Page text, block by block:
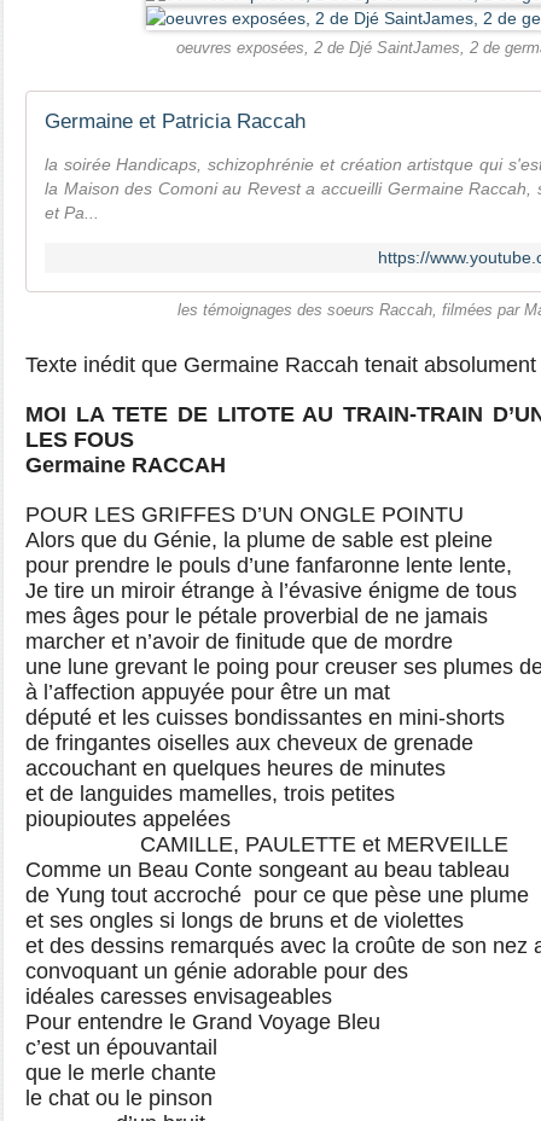
oeuvres exposées, 2 de Djé SaintJames, 2 de
Germaine et Patricia Raccah
la soirée Handicaps, schizophrénie et création artistque qui
la Maison des Comoni au Revest a accueilli Germaine Raccah,
et Pa...
https://
les témoignages des soeurs Raccah, filmées par
Texte inédit que Germaine Raccah tenait
MOI LA TETE DE LITOTE AU TRAIN-TRAIN
LES FOUS
Germaine RACCAH
POUR LES GRIFFES D’UN ONGLE POINTU
Alors que du Génie, la plume de sable est pleine
pour prendre le pouls d’une fanfaronne lente lente,
Je tire un miroir étrange à l’évasive énigme de tous
mes âges pour le pétale proverbial de ne jamais
marcher et n’avoir de finitude que de mordre
une lune grevant le poing pour creuser ses plumes
à l’affection appuyée pour être un mat
député et les cuisses bondissantes en mini-shorts
de fringantes oiselles aux cheveux de grenade
accouchant en quelques heures de minutes
et de languides mamelles, trois petites
pioupioutes appelées
CAMILLE, PAULETTE et MERVEILLE
Comme un Beau Conte songeant au beau tableau
de Yung tout accroché pour ce que pèse une plume
et ses ongles si longs de bruns et de violettes
et des dessins remarqués avec la croûte de son nez
convoquant un génie adorable pour des
idéales caresses envisageables
Pour entendre le Grand Voyage Bleu
c’est un épouvantail
que le merle chante
le chat ou le pinson